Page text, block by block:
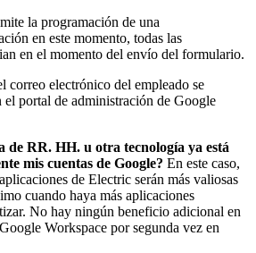
la programación de una
en este momento, todas las
en el momento del envío del formulario.
correo electrónico del empleado se
el portal de administración de Google
de RR. HH. u otra tecnología ya está
mis cuentas de Google? En este caso,
de Electric serán más valiosas
cuando haya más aplicaciones
No hay ningún beneficio adicional en
Workspace por segunda vez en